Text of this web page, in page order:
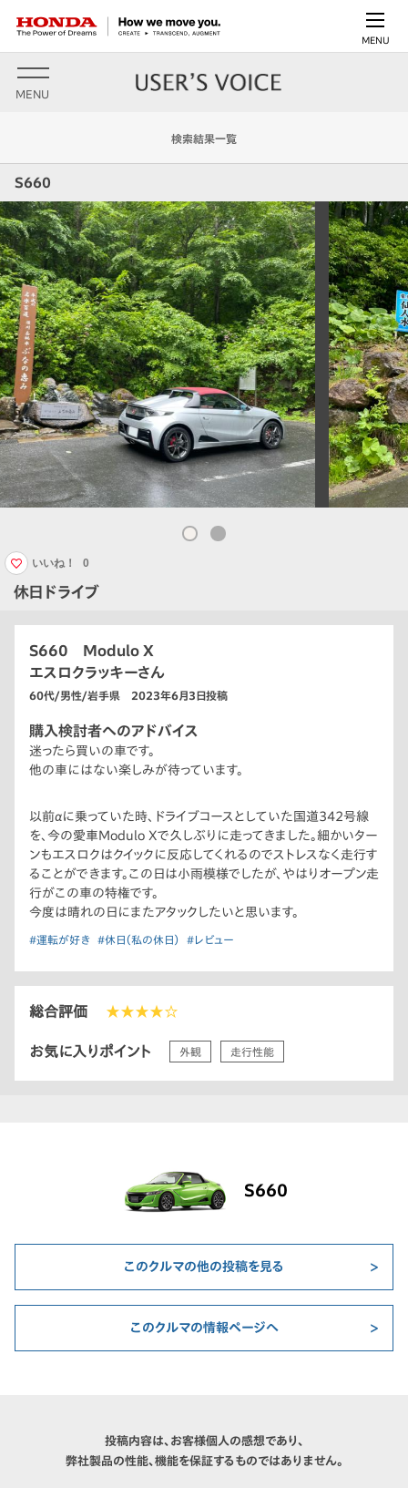
MENU
MENU
検索結果一覧
S660
休日ドライブ
いいね！ 0
S660 Modulo X
エスロクラッキーさん
60代/男性/岩手県 2023年6月3日投稿
購入検討者へのアドバイス
迷ったら買いの車です。
他の車にはない楽しみが待っています。
以前αに乗っていた時、ドライブコースとしていた国道342号線
を、今の愛車Modulo Xで久しぶりに走ってきました。細かいター
ンもエスロクはクイックに反応してくれるのでストレスなく走行す
ることができます。この日は小雨模様でしたが、やはりオープン走
行がこの車の特権です。
今度は晴れの日にまたアタックしたいと思います。
#運転が好き #休日（私の休日） #レビュー
総合評価 ★★★★☆
お気に入りポイント 外観 走行性能
S660
このクルマの他の投稿を見る
このクルマの情報ページへ
投稿内容は、お客様個人の感想であり、
弊社製品の性能、機能を保証するものではありません。